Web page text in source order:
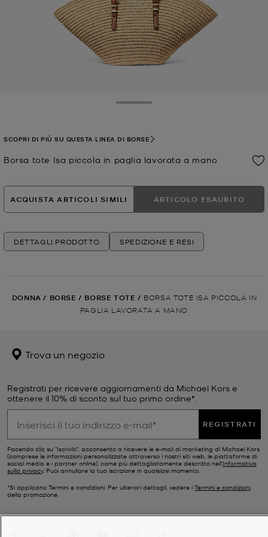
Borsa tote Isa piccola in paglia lavorata a mano
SCOPRI DI PIÙ SU QUESTA LINEA DI BORSE
ACQUISTA ARTICOLI SIMILI ARTICOLO ESAURITO
DETTAGLI PRODOTTO SPEDIZIONE E RESI
DONNA / BORSE / BORSE TOTE / BORSA TOTE ISA PICCOLA IN
PAGLIA LAVORATA A MANO
Trova un negozio
Registrati per ricevere aggiornamenti da Michael Kors e
ottenere il 10% di sconto sul tuo primo ordine*.
REGISTRATI
Facendo clic su "Iscriviti", acconsento a ricevere le e-mail di marketing di Michael Kors
(comprese le informazioni personalizzate attraverso i nostri siti web, le piattaforme di
social media e i partner online), come più dettagliatamente descritto nell’Informativa
sulla privacy. Puoi annullare la tua iscrizione in qualsiasi momento.
*Si applicano Termini e condizioni. Per ulteriori dettagli, vedere i Termini e condizioni
della promozione.